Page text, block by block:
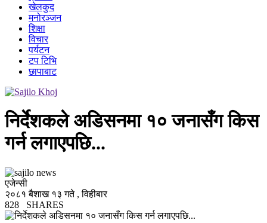
खेलकुद
मनोरञ्जन
शिक्षा
विचार
पर्यटन
टप टिभि
छापाबाट
निर्देशकले अडिसनमा १० जनासँग किस
गर्न लगाएपछि...
एजेन्सी
२०८१ बैशाख १३ गते , विहीबार
828
SHARES